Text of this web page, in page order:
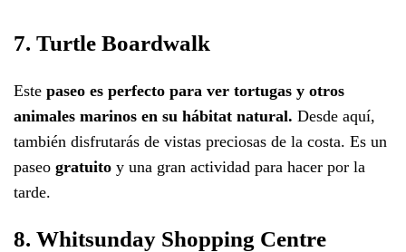
7. Turtle Boardwalk
Este paseo es perfecto para ver tortugas y otros
animales marinos en su hábitat natural. Desde aquí,
también disfrutarás de vistas preciosas de la costa. Es un
paseo gratuito y una gran actividad para hacer por la
tarde.
8. Whitsunday Shopping Centre